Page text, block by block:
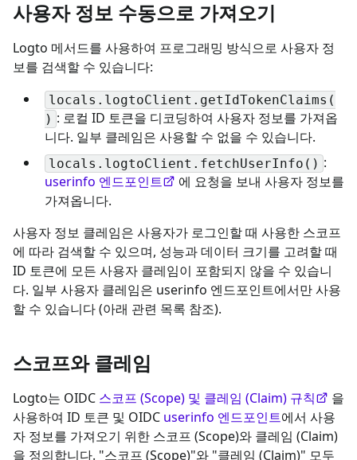
사용자 정보 수동으로 가져오기
Logto 메서드를 사용하여 프로그래밍 방식으로 사용자 정
보를 검색할 수 있습니다:
locals.logtoClient.getIdTokenClaims(
) : 로컬 ID 토큰을 디코딩하여 사용자 정보를 가져옵
니다. 일부 클레임은 사용할 수 없을 수 있습니다.
locals.logtoClient.fetchUserInfo() :
userinfo 엔드포인트
에 요청을 보내 사용자 정보를
가져옵니다.
사용자 정보 클레임은 사용자가 로그인할 때 사용한 스코프
에 따라 검색할 수 있으며, 성능과 데이터 크기를 고려할 때
ID 토큰에 모든 사용자 클레임이 포함되지 않을 수 있습니
다. 일부 사용자 클레임은 userinfo 엔드포인트에서만 사용
할 수 있습니다 (아래 관련 목록 참조).
스코프와 클레임
Logto는 OIDC 스코프 (Scope) 및 클레임 (Claim) 규칙
을
사용하여 ID 토큰 및 OIDC userinfo 엔드포인트에서 사용
자 정보를 가져오기 위한 스코프 (Scope)와 클레임 (Claim)
을 정의합니다. "스코프 (Scope)"와 "클레임 (Claim)" 모두